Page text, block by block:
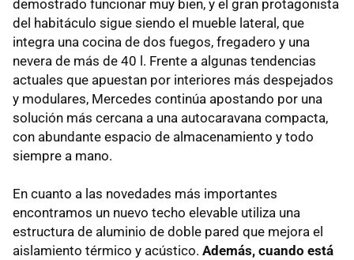
demostrado funcionar muy bien, y el gran protagonista
del habitáculo sigue siendo el mueble lateral, que
integra una cocina de dos fuegos, fregadero y una
nevera de más de 40 l. Frente a algunas tendencias
actuales que apuestan por interiores más despejados
y modulares, Mercedes continúa apostando por una
solución más cercana a una autocaravana compacta,
con abundante espacio de almacenamiento y todo
siempre a mano.
En cuanto a las novedades más importantes
encontramos un nuevo techo elevable utiliza una
estructura de aluminio de doble pared que mejora el
aislamiento térmico y acústico. Además, cuando está